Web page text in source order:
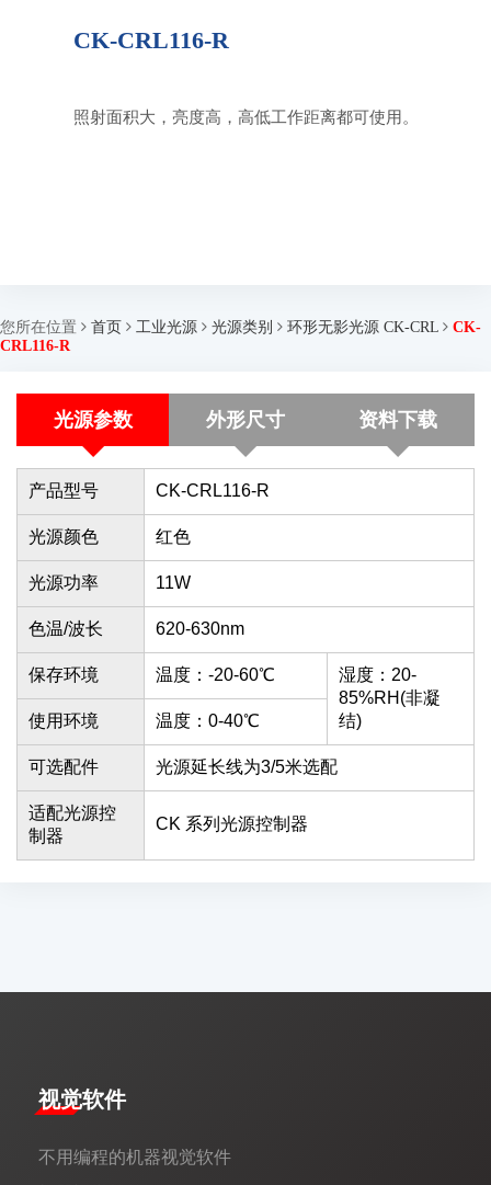
CK-CRL116-R
照射面积大，亮度高，高低工作距离都可使用。
您所在位置 首页 工业光源 光源类别 环形无影光源 CK-CRL
CK-
CRL116-R
光源参数 外形尺寸 资料下载
产品型号 CK-CRL116-R
光源颜色 红色
光源功率 11W
色温/波长 620-630nm
保存环境 温度：-20-60℃
湿度：20-
85%RH(非凝
结)
使用环境 温度：0-40℃
可选配件 光源延长线为3/5米选配
适配光源控
制器
CK 系列光源控制器
视觉软件
不用编程的机器视觉软件